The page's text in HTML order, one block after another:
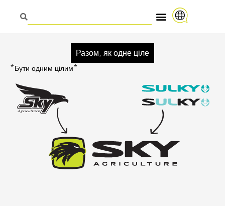
Разом, як одне ціле
*Бути одним цілим*